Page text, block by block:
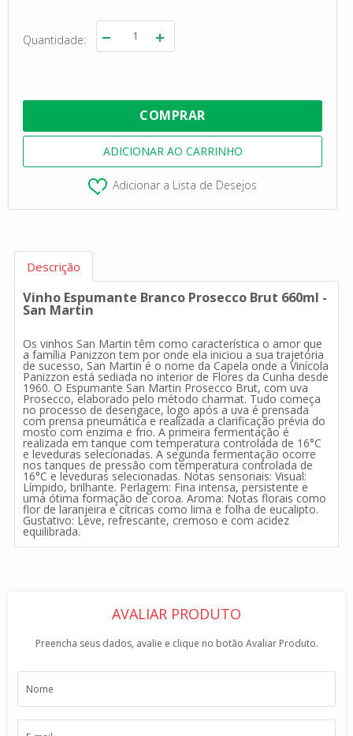
Quantidade
Adicionar a Lista de Desejos
Descrição
Vinho Espumante Branco Prosecco Brut 660ml -
San Martin
Os vinhos San Martin têm como característica o amor que
a família Panizzon tem por onde ela iniciou a sua trajetória
de sucesso, San Martin é o nome da Capela onde a Vinícola
Panizzon está sediada no interior de Flores da Cunha desde
1960. O Espumante San Martin Prosecco Brut, com uva
Prosecco, elaborado pelo método charmat. Tudo começa
no processo de desengace, logo após a uva é prensada
com prensa pneumática e realizada a clarificação prévia do
mosto com enzima e frio. A primeira fermentação é
realizada em tanque com temperatura controlada de 16°C
e leveduras selecionadas. A segunda fermentação ocorre
nos tanques de pressão com temperatura controlada de
16°C e leveduras selecionadas. Notas sensoriais: Visual:
Límpido, brilhante. Perlagem: Fina intensa, persistente e
uma ótima formação de coroa. Aroma: Notas florais como
flor de laranjeira e cítricas como lima e folha de eucalipto.
Gustativo: Leve, refrescante, cremoso e com acidez
equilibrada.
AVALIAR PRODUTO
Preencha seus dados, avalie e clique no botão Avaliar Produto.